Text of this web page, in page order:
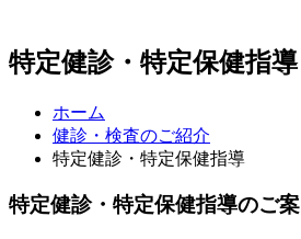
特定健診・特定保健指導
ホーム
健診・検査のご紹介
特定健診・特定保健指導
特定健診・特定保健指導のご